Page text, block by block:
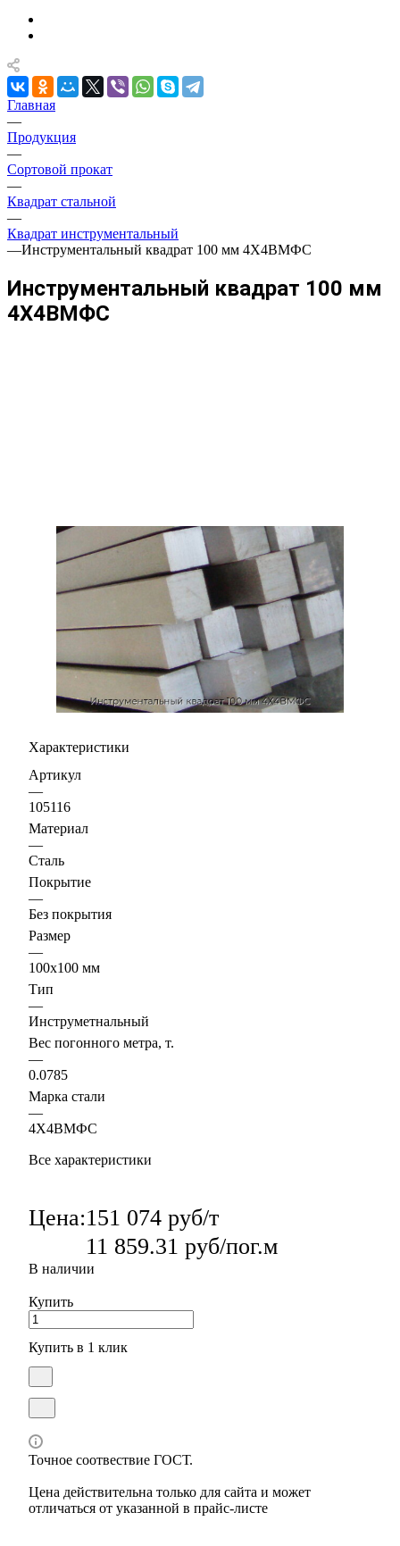
Главная
—
Продукция
—
Сортовой прокат
—
Квадрат стальной
—
Квадрат инструментальный
—Инструментальный квадрат 100 мм 4Х4ВМФС
Инструментальный квадрат 100 мм
4Х4ВМФС
Характеристики
Артикул
—
105116
Материал
—
Сталь
Покрытие
—
Без покрытия
Размер
—
100х100 мм
Тип
—
Инструметнальный
Вес погонного метра, т.
—
0.0785
Марка стали
—
4Х4ВМФС
Все характеристики
Цена:151 074 руб/т
11 859.31 руб/пог.м
В наличии
Купить
Купить в 1 клик
Точное соотвествие ГОСТ.
Цена действительна только для сайта и может
отличаться от указанной в прайс-листе